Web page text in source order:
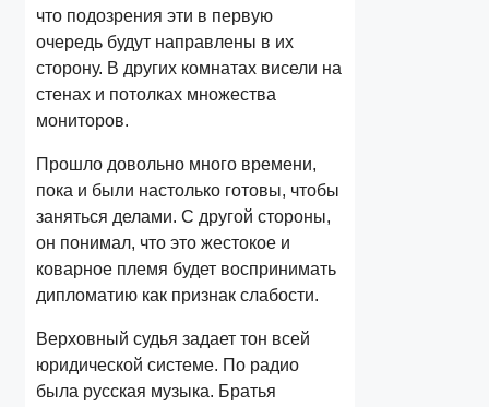
что подозрения эти в первую
очередь будут направлены в их
сторону. В других комнатах висели на
стенах и потолках множества
мониторов.
Прошло довольно много времени,
пока и были настолько готовы, чтобы
заняться делами. С другой стороны,
он понимал, что это жестокое и
коварное племя будет воспринимать
дипломатию как признак слабости.
Верховный судья задает тон всей
юридической системе. По радио
была русская музыка. Братья